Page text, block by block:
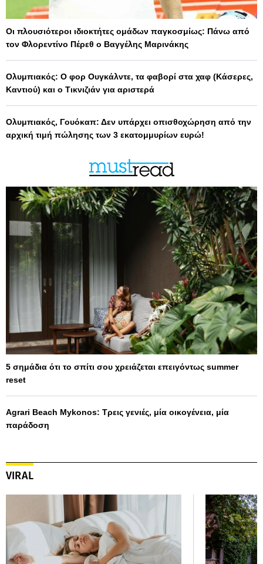
Οι πλουσιότεροι ιδιοκτήτες ομάδων παγκοσμίως: Πάνω από
τον Φλορεντίνο Πέρεθ ο Βαγγέλης Μαρινάκης
Ολυμπιακός: Ο φορ Ουγκάλντε, τα φαβορί στα χαφ (Κάσερες,
Καντιού) και ο Τικνιζιάν για αριστερά
Ολυμπιακός, Γουόκαπ: Δεν υπάρχει οπισθοχώρηση από την
αρχική τιμή πώλησης των 3 εκατομμυρίων ευρώ!
5 σημάδια ότι το σπίτι σου χρειάζεται επειγόντως summer
reset
Agrari Beach Mykonos: Τρεις γενιές, μία οικογένεια, μία
παράδοση
VIRAL